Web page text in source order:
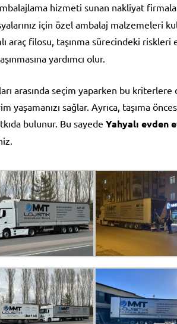
hizmeti sunan nakliyat
için özel ambalaj malzemeleri
araç filosu, taşınma sürecindeki
yardımcı olur.
arasında seçim yaparken bu
yaşamanızı sağlar. Ayrıca, taşıma
bulunur. Bu sayede Yahyalı evden